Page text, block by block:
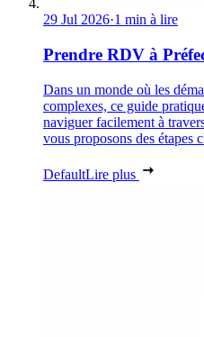
29 Jul 2026·1 min à lire
Prendre RDV à
Dans un monde où les
complexes, ce guide
naviguer facilement à
vous proposons des étapes
DefaultLire plus